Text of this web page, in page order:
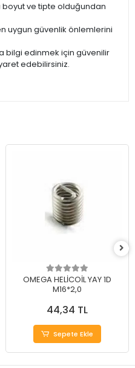
ve tipte olduğundan
uygun güvenlik önlemlerini
bilgi edinmek için güvenilir
edebilirsiniz.
OMEGA HELİCOİL YAY 1D
M16*2,0
44,34 TL
Sepete Ekle